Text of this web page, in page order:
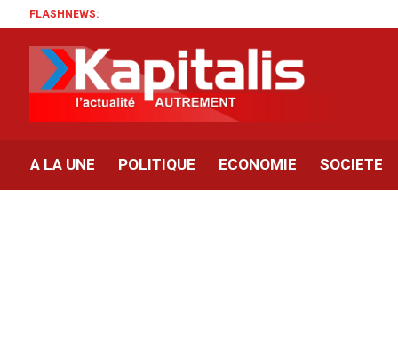
FLASHNEWS:
A LA UNE POLITIQUE ECONOMIE SOCIETE